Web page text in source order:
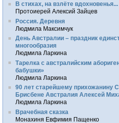
В стихах, на взлёте вдохновенья...
Протоиерей Алексий Зайцев
Россия. Деревня
Людмила Максимчук
День Австралии – праздник
многообразия
Людмила Ларкина
Тарелка с австралийским
бабушки»
Людмила Ларкина
90 лет старейшему прихожанину
Брисбене Австралия Алексей
Людмила Ларкина
Врачебная сказка
Монахиня Евфимия Пащенко